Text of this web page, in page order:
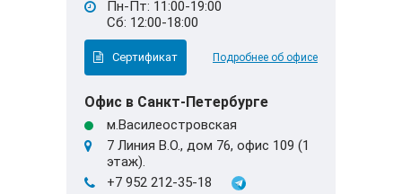
Пн-Пт: 11:00-19:00
Сб: 12:00-18:00
Сертификат Подробнее об офисе
Офис в Санкт-Петербурге
м.Василеостровская
7 Линия В.О., дом 76, офис 109 (1
этаж).
+7 952 212-35-18